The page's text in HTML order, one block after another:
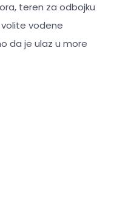
teren za odbojku
vodene
da je ulaz u more